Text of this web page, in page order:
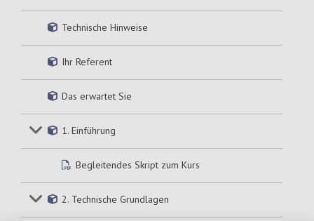
Technische Hinweise
Ihr Referent
Das erwartet Sie
1. Einführung
Begleitendes Skript zum Kurs
2. Technische Grundlagen